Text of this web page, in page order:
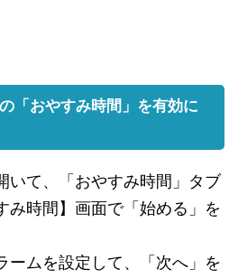
「おやすみ時間」を有効に
いて、「おやすみ時間」タブ
み時間】画面で「始める」を
ームを設定して、「次へ」を